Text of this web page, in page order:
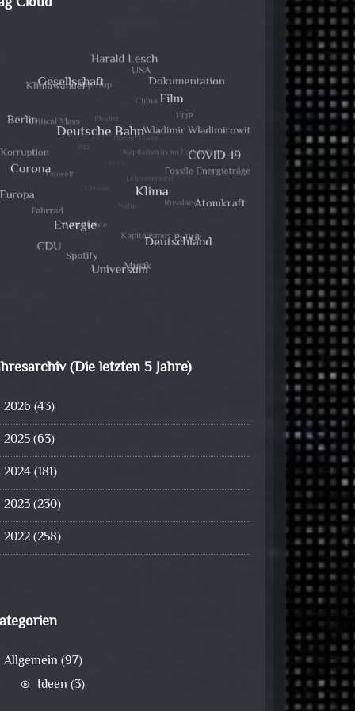
(Die letzten 5 Jahre)
2026 (43)
2025(63)
2024(181)
2023(230)
2022(258)
Allgemein (97)
Ideen (3)